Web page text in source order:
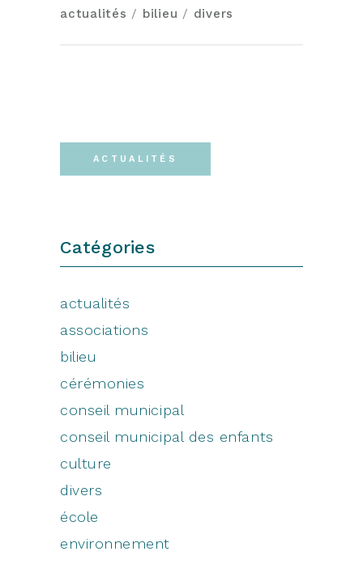
actualités / bilieu / divers
ACTUALITÉS
Catégories
actualités
associations
bilieu
cérémonies
conseil municipal
conseil municipal des enfants
culture
divers
école
environnement